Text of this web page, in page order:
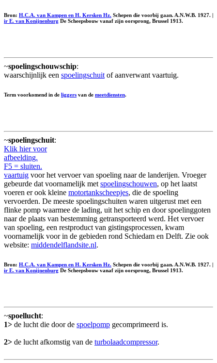
Bron: H.C.A. van Kampen en H. Kersken Hz. Schepen die voorbij gaan. A.N.W.B. 1927. |
ir E. van Konijnenburg De Scheepsbouw vanaf zijn oorsprong, Brussel 1913.
~spoelingschouwschip:
waarschijnlijk een spoelingschuit of aanverwant vaartuig.
Term voorkomend in de liggers van de meetdiensten.
~spoelingschuit:
Klik hier voor
afbeelding.
F5 = sluiten.
vaartuig voor het vervoer van spoeling naar de landerijen. Vroeger
gebeurde dat voornamelijk met spoelingschouwen, op het laatst
voeren er ook kleine motortankscheepjes, die de spoeling
vervoerden. De meeste spoelingschuiten waren uitgerust met een
flinke pomp waarmee de lading, uit het schip en door spoelinggoten
naar de plaats van bestemming getransporteerd werd. Het vervoer
van spoeling, een restproduct van gistingsprocessen, kwam
voornamelijk voor in de gebieden rond Schiedam en Delft. Zie ook
website: middendelflandsite.nl.
Bron: H.C.A. van Kampen en H. Kersken Hz. Schepen die voorbij gaan. A.N.W.B. 1927. |
ir E. van Konijnenburg De Scheepsbouw vanaf zijn oorsprong, Brussel 1913.
~spoellucht:
1> de lucht die door de spoelpomp gecomprimeerd is.
2> de lucht afkomstig van de turbolaadcompressor.